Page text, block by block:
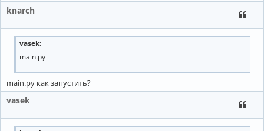
knarch
vasek:
main.py
main.py как запустить?
vasek